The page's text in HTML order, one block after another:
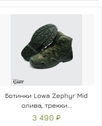
Ботинки Lowa Zephyr Mid
олива, трекки...
3 490 ₽